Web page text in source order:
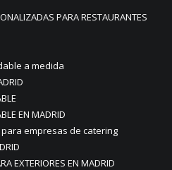
PARA RESTAURANTES
a medida
EN MADRID
empresas de catering
EXTERIORES EN MADRID